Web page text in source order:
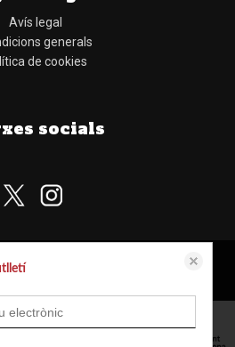
Avís legal
generals
de cookies
socials
com galetes per habilitar la funcionalitat
o acceptar els paràmetres per defecte.